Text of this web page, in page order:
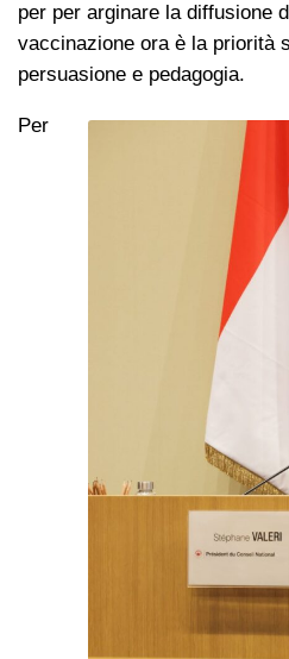
per per arginare la diffusione
vaccinazione ora è la priorità
persuasione e pedagogia.
Per